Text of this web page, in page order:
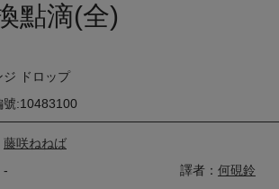
點滴(全)
ジ ドロップ
號:10483100
藤咲ねねば
-
譯者： 何硯鈴